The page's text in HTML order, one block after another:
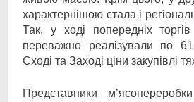
характернішою стала і
Так, у ході попередніх
переважно реалізували по
Сході та Заході ціни закупівлі
Представники